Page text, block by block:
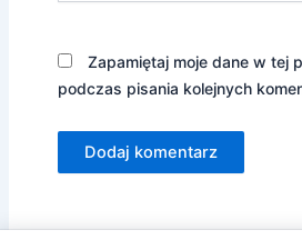
Zapamiętaj moje dane w tej
podczas pisania kolejnych